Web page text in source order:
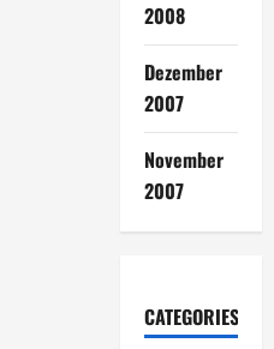
2008
Dezember
2007
November
2007
CATEGORIES